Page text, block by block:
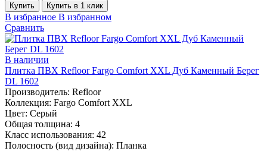
Купить Купить в 1 клик
В избранное В избранном
Сравнить
В наличии
Плитка ПВХ Refloor Fargo Comfort XXL Дуб Каменный Берег
DL 1602
Производитель: Refloor
Коллекция: Fargo Comfort XXL
Цвет: Серый
Общая толщина: 4
Класс использования: 42
Полосность (вид дизайна): Планка